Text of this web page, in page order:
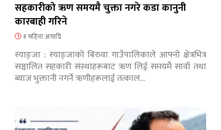
सहकारीको ऋण समयमै चुक्ता नगरे कडा कानुनी
कारबाही गरिने
१ महिना अगाडि
स्याङ्जा : स्याङ्जाको बिरुवा गाउँपालिकाले आफ्नो क्षेत्रभित्र
सञ्चालित सहकारी संस्थाहरूबाट ऋण लिई समयमै सावाँ तथा
ब्याज भुक्तानी नगर्ने ऋणीहरूलाई तत्काल…